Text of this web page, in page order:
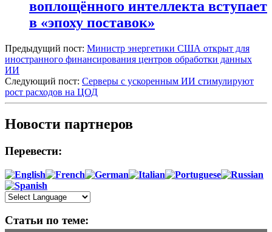
воплощённого интеллекта вступает
в «эпоху поставок»
Предыдущий пост: Министр энергетики США открыт для
иностранного финансирования центров обработки данных
ИИ
Следующий пост: Серверы с ускоренным ИИ стимулируют
рост расходов на ЦОД
Новости партнеров
Перевести:
Статьи по теме: